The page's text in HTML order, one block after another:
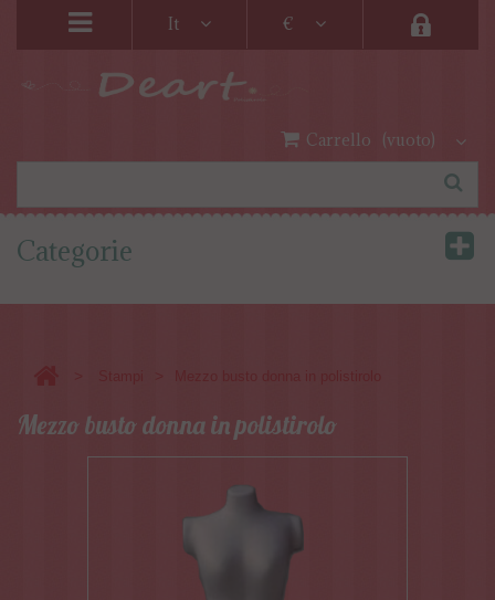
It €
Carrello (vuoto)
Categorie
Mezzo busto donna in polistirolo